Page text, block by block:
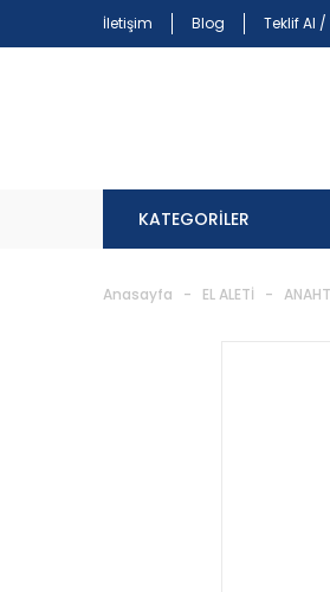
İletişim Blog Teklif Al
KATEGORİLER
Anasayfa EL ALETİ